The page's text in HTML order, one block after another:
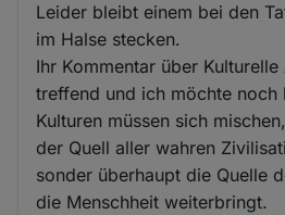
Leider bleibt einem bei den
im Halse stecken.
Ihr Kommentar über
treffend und ich möchte noch
Kulturen müssen sich
der Quell aller wahren
sonder überhaupt die Quelle
die Menschheit weiterbringt.